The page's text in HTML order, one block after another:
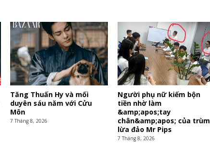
Tăng Thuấn Hy và mối
duyên sáu năm với Cửu
Môn
7 Tháng 8, 2026
Người phụ nữ kiếm bộn
tiền nhờ làm
&amp;apos;tay
chân&amp;apos; của trùm
lừa đảo Mr Pips
7 Tháng 8, 2026